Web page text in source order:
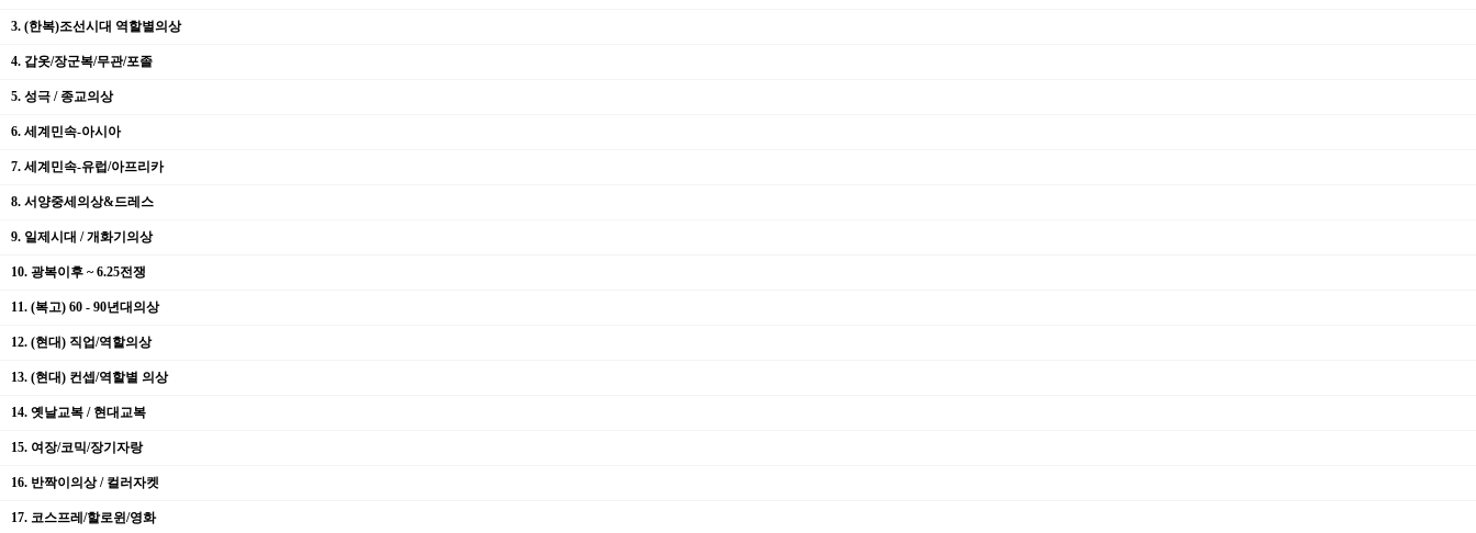
3. (한복)조선시대 역할별의상
4. 갑옷/장군복/무관/포졸
5. 성극 / 종교의상
6. 세계민속-아시아
7. 세계민속-유럽/아프리카
8. 서양중세의상&드레스
9. 일제시대 / 개화기의상
10. 광복이후 ~ 6.25전쟁
11. (복고) 60 - 90년대의상
12. (현대) 직업/역할의상
13. (현대) 컨셉/역할별 의상
14. 옛날교복 / 현대교복
15. 여장/코믹/장기자랑
16. 반짝이의상 / 컬러자켓
17. 코스프레/할로윈/영화